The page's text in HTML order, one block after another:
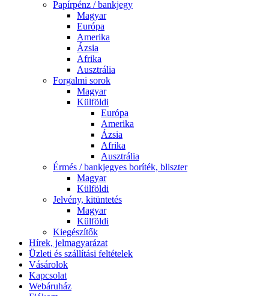
Papírpénz / bankjegy
Magyar
Európa
Amerika
Ázsia
Afrika
Ausztrália
Forgalmi sorok
Magyar
Külföldi
Európa
Amerika
Ázsia
Afrika
Ausztrália
Érmés / bankjegyes boríték, bliszter
Magyar
Külföldi
Jelvény, kitüntetés
Magyar
Külföldi
Kiegészítők
Hírek, jelmagyarázat
Üzleti és szállítási feltételek
Vásárolok
Kapcsolat
Webáruház